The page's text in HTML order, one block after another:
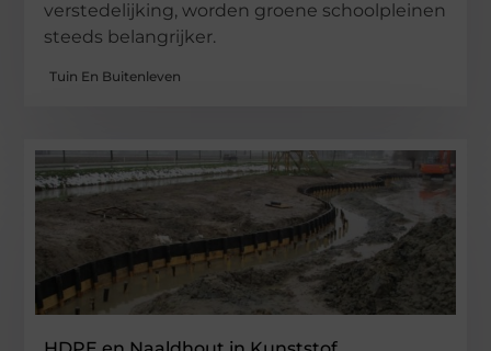
verstedelijking, worden groene schoolpleinen
steeds belangrijker.
Tuin En Buitenleven